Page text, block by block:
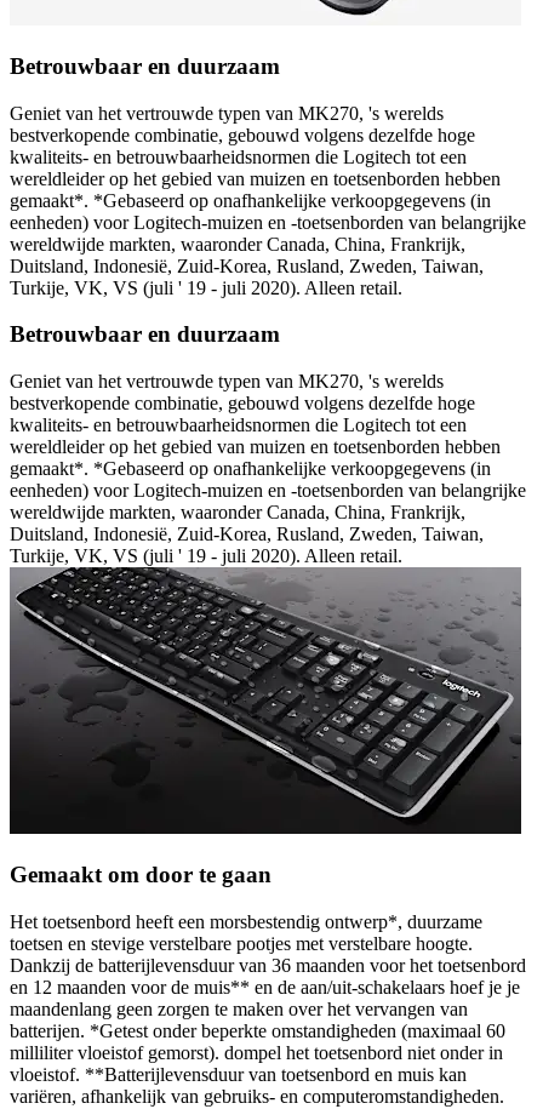
Betrouwbaar en duurzaam
Geniet van het vertrouwde typen van MK270, 's werelds
bestverkopende combinatie, gebouwd volgens dezelfde hoge
kwaliteits- en betrouwbaarheidsnormen die Logitech tot een
wereldleider op het gebied van muizen en toetsenborden hebben
gemaakt*. *Gebaseerd op onafhankelijke verkoopgegevens (in
eenheden) voor Logitech-muizen en -toetsenborden van belangrijke
wereldwijde markten, waaronder Canada, China, Frankrijk,
Duitsland, Indonesië, Zuid-Korea, Rusland, Zweden, Taiwan,
Turkije, VK, VS (juli ' 19 - juli 2020). Alleen retail.
Betrouwbaar en duurzaam
Geniet van het vertrouwde typen van MK270, 's werelds
bestverkopende combinatie, gebouwd volgens dezelfde hoge
kwaliteits- en betrouwbaarheidsnormen die Logitech tot een
wereldleider op het gebied van muizen en toetsenborden hebben
gemaakt*. *Gebaseerd op onafhankelijke verkoopgegevens (in
eenheden) voor Logitech-muizen en -toetsenborden van belangrijke
wereldwijde markten, waaronder Canada, China, Frankrijk,
Duitsland, Indonesië, Zuid-Korea, Rusland, Zweden, Taiwan,
Turkije, VK, VS (juli ' 19 - juli 2020). Alleen retail.
Gemaakt om door te gaan
Het toetsenbord heeft een morsbestendig ontwerp*, duurzame
toetsen en stevige verstelbare pootjes met verstelbare hoogte.
Dankzij de batterijlevensduur van 36 maanden voor het toetsenbord
en 12 maanden voor de muis** en de aan/uit-schakelaars hoef je je
maandenlang geen zorgen te maken over het vervangen van
batterijen. *Getest onder beperkte omstandigheden (maximaal 60
milliliter vloeistof gemorst). dompel het toetsenbord niet onder in
vloeistof. **Batterijlevensduur van toetsenbord en muis kan
variëren, afhankelijk van gebruiks- en computeromstandigheden.